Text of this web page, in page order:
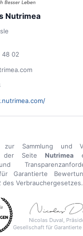
Nutrimea
48 02
zur Sammlung und
der Seite Nutrimea
Garantierte
des Verbrauchergesetzes.
Nicolas Duval,
Gesellschaft für Garantierte